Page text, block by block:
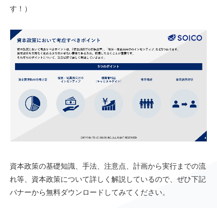
す！）
資本政策の基礎知識、手法、注意点、計画から実行までの流
れ等、資本政策について詳しく解説しているので、ぜひ下記
バナーから無料ダウンロードしてみてください。